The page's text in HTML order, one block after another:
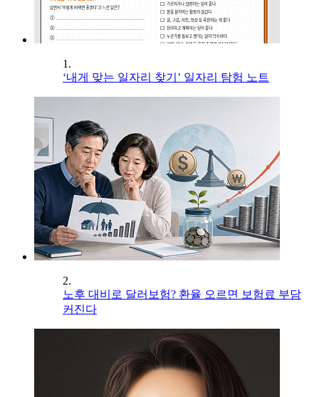
1.
‘내게 맞는 일자리 찾기’ 일자리 탐험 노트
2.
노후 대비로 달러보험? 환율 오르면 보험료 부담
커진다